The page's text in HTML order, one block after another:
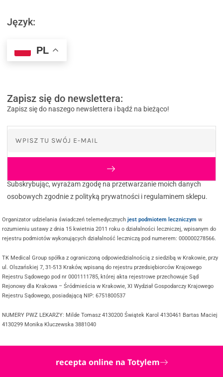
recepta online na Totylem
Język:
PL
Zapisz się do newslettera:
Zapisz się do naszego newslettera i bądź na bieżąco!
Subskrybując, wyrażam zgodę na przetwarzanie moich danych
osobowych zgodnie z polityką prywatności i regulaminem sklepu.
Organizator udzielania świadczeń telemedycznychjest podmiotem leczniczym w
rozumieniu ustawy z dnia 15 kwietnia 2011 roku o działalności leczniczej, wpisanym do
rejestru podmiotów wykonujących działalność leczniczą pod numerem: 000000278566.
TK Medical Group spółka z ograniczoną odpowiedzialnością z siedzibą w Krakowie, przy
ul. Olszańskiej 7, 31-513 Kraków, wpisaną do rejestru przedsiębiorców Krajowego
Rejestru Sądowego pod nr 0001111785, której akta rejestrowe przechowuje Sąd
Rejonowy dla Krakowa – Śródmieścia w Krakowie, XI Wydział Gospodarczy Krajowego
Rejestru Sądowego, posiadającą NIP: 6751800537
NUMERY PWZ LEKARZY: Milde Tomasz 4130200 Świątek Karol 4130461 Bartas Maciej
4130299 Monika Kluczewska 3881040
@ COPYRIGHT 2025 TWOJDOKTOR.ONLINE